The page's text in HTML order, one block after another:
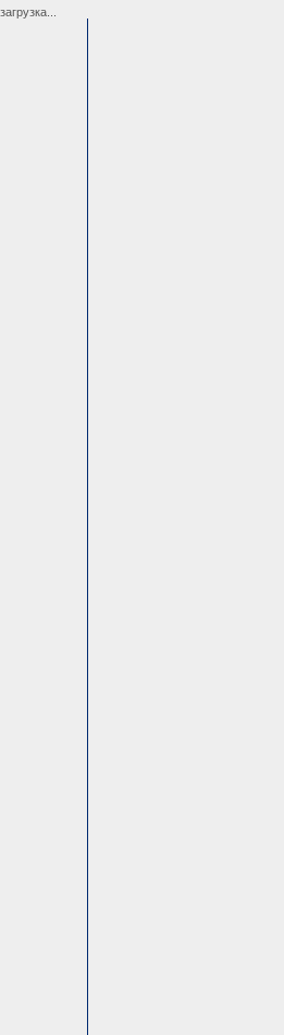
загрузка...